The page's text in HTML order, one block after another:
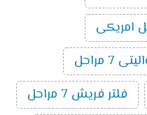
امريكى
مراحل
فلتر فريش 7 مراحل